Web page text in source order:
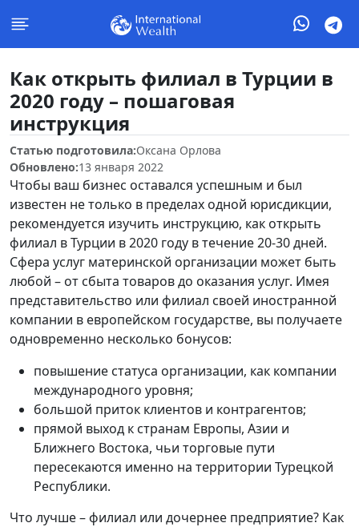
Как открыть филиал в Турции в
2020 году – пошаговая
инструкция
Статью подготовила:Оксана Орлова
Обновлено:13 января 2022
Чтобы ваш бизнес оставался успешным и был
известен не только в пределах одной юрисдикции,
рекомендуется изучить инструкцию, как открыть
филиал в Турции в 2020 году в течение 20-30 дней.
Сфера услуг материнской организации может быть
любой – от сбыта товаров до оказания услуг. Имея
представительство или филиал своей иностранной
компании в европейском государстве, вы получаете
одновременно несколько бонусов:
повышение статуса организации, как компании
международного уровня;
большой приток клиентов и контрагентов;
прямой выход к странам Европы, Азии и
Ближнего Востока, чьи торговые пути
пересекаются именно на территории Турецкой
Республики.
Что лучше – филиал или дочернее предприятие? Как